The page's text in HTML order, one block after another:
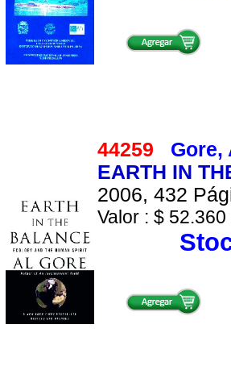
44259 Gore,
EARTH IN
2006, 432
Valor : $